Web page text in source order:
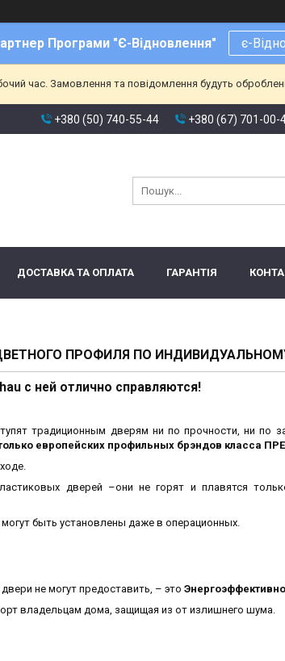
Програми "Є-Відновлення" є-
час. Замовлення та повідомлення будуть
+380 (50) 740-55-44 +380 (67) 701-00-
ДОСТАВКА ТА ОПЛАТА ГАРАНТІЯ
ПРОФИЛЯ ПО
с ней отлично справляются!
традиционным дверям ни по прочности, ни по
европейских профильных брэндов класса
дверей –они не горят и плавятся
могут быть установлены даже в операционных.
не могут предоставить, – это
владельцам дома, защищая из от излишнего шума.